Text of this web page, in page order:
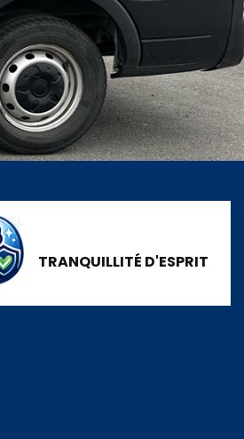
TRANQUILLITÉ D'ESPRIT